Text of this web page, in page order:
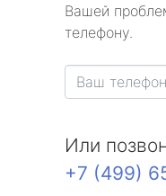
Вашей
телефону.
Или
+7 (499)